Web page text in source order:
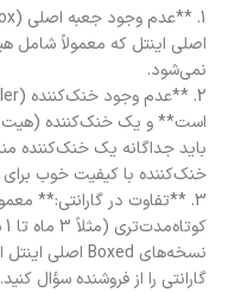
اصلی اینتل که معمولاً شامل
نمی‌شود.
است** و یک خنک‌کننده
باید جداگانه یک خنک‌کننده
خنک‌کننده با کیفیت خوب برای این پردازنده
گارانتی را از فروشنده سؤال کنید.